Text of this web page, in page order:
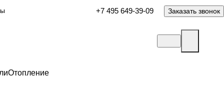
+7 495 649-39-09 Заказать звонок
Отопление